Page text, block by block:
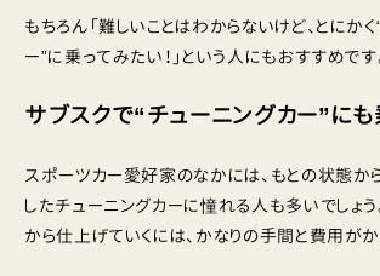
もちろん「難しいことはわからないけど、とにか
ー”に乗ってみたい！」という人にもおすすめです
サブスクで“チューニングカー”にも
スポーツカー愛好家のなかには、もとの状態か
したチューニングカーに憧れる人も多いでしょう
から仕上げていくには、かなりの手間と費用がか